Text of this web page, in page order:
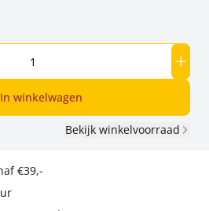
In winkelwagen
Bekijk winkelvoorraad
€39,-